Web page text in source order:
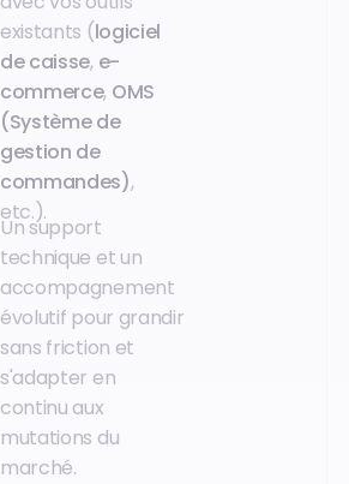
existants (logiciel
de caisse, e-
commerce, OMS
(Système de
gestion de
commandes),
etc.).
Un support
technique et un
accompagnement
évolutif pour grandir
sans friction et
s'adapter en
continu aux
mutations du
marché.